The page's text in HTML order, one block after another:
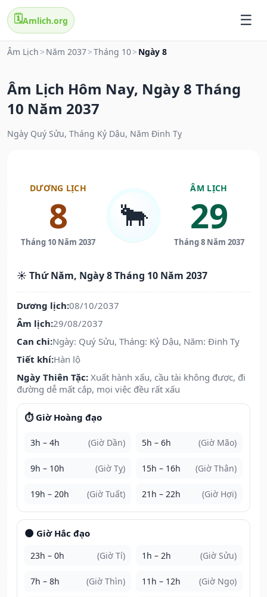
🗓️Amlich.org
Âm Lịch > Năm 2037>Tháng 10> Ngày 8
Âm Lịch Hôm Nay, Ngày 8 Tháng
10 Năm 2037
Ngày Quý Sửu, Tháng Kỷ Dậu, Năm Đinh Tỵ
DƯƠNG LỊCH
8
Tháng 10 Năm 2037
🐂
ÂM LỊCH
29
Tháng 8 Năm 2037
☀️ Thứ Năm, Ngày 8 Tháng 10 Năm 2037
Dương lịch:08/10/2037
Âm lịch:29/08/2037
Can chi:Ngày: Quý Sửu, Tháng: Kỷ Dậu, Năm: Đinh Tỵ
Tiết khí:Hàn lộ
Ngày Thiên Tặc: Xuất hành xấu, cầu tài không được, đi
đường dễ mất cắp, mọi việc đều rất xấu
⏱️ Giờ Hoàng đạo
3h – 4h (Giờ Dần) 5h – 6h (Giờ Mão)
9h – 10h (Giờ Tỵ) 15h – 16h (Giờ Thân)
19h – 20h (Giờ Tuất) 21h – 22h (Giờ Hợi)
🌑 Giờ Hắc đạo
23h – 0h (Giờ Tí) 1h – 2h (Giờ Sửu)
7h – 8h (Giờ Thìn) 11h – 12h (Giờ Ngọ)